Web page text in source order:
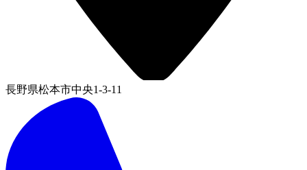
長野県松本市中央1-3-11